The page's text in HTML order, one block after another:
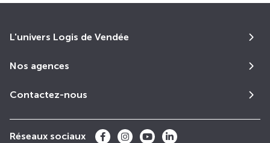
L'univers Logis de Vendée
Nos agences
Contactez-nous
Réseaux sociaux